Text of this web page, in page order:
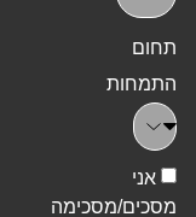
תחום
התמחות
אני
מסכים/מסכימה